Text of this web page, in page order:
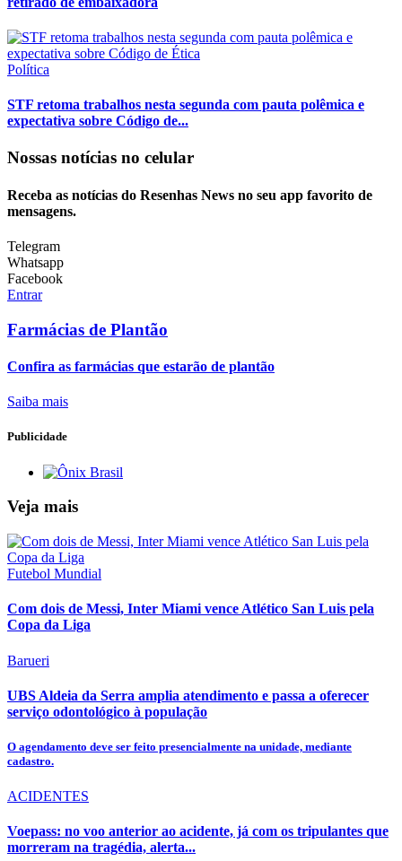
Política
STF retoma trabalhos nesta segunda com pauta polêmica e
expectativa sobre Código de...
Nossas notícias no celular
Receba as notícias do Resenhas News no seu app favorito de
mensagens.
Telegram
Whatsapp
Facebook
Entrar
Farmácias de Plantão
Confira as farmácias que estarão de plantão
Saiba mais
Publicidade
Veja mais
Futebol Mundial
Com dois de Messi, Inter Miami vence Atlético San Luis pela
Copa da Liga
Barueri
UBS Aldeia da Serra amplia atendimento e passa a oferecer
serviço odontológico à população
O agendamento deve ser feito presencialmente na unidade, mediante
cadastro.
ACIDENTES
Voepass: no voo anterior ao acidente, já com os tripulantes que
morreram na tragédia, alerta...